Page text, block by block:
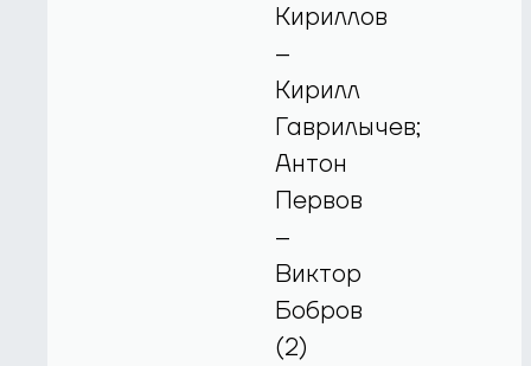
Кириллов
–
Кирилл
Гаврилычев;
Антон
Первов
–
Виктор
Бобров
(2)